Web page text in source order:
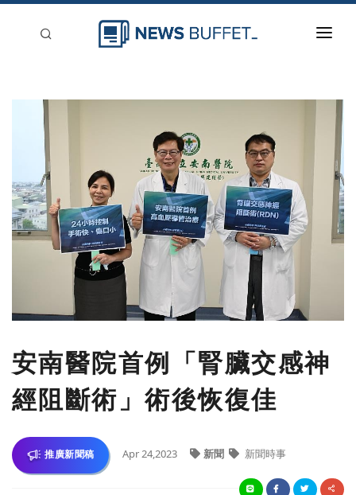
新聞稿分類
安南醫院首例「腎臟交感神
經阻斷術」術後恢復佳
推廣新聞稿 Apr 24,2023 新聞 新聞時事